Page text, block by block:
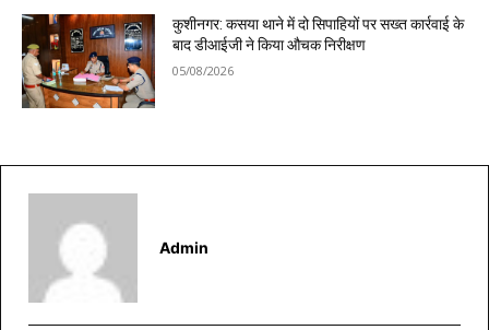
कुशीनगर: कसया थाने में दो सिपाहियों पर सख्त कार्रवाई के
बाद डीआईजी ने किया औचक निरीक्षण
05/08/2026
Admin